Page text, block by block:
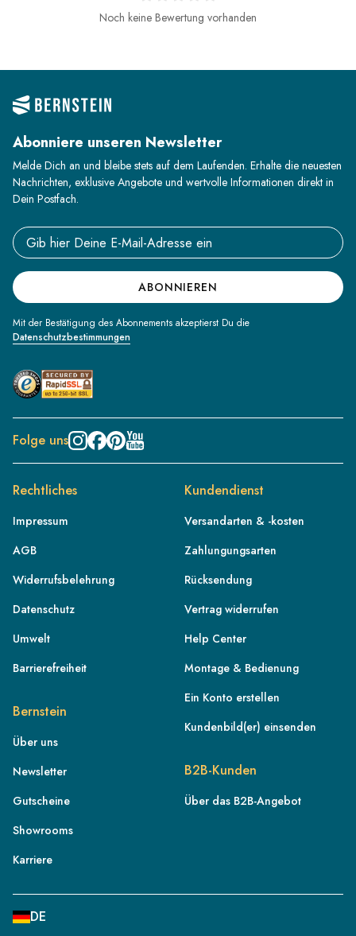
Noch keine Bewertung vorhanden
Abonniere unseren Newsletter
Melde Dich an und bleibe stets auf dem Laufenden. Erhalte die neuesten
Nachrichten, exklusive Angebote und wertvolle Informationen direkt in
Dein Postfach.
Email address
ABONNIEREN
Mit der Bestätigung des Abonnements akzeptierst Du die
Datenschutzbestimmungen
Folge uns
Rechtliches
Impressum
AGB
Widerrufsbelehrung
Datenschutz
Umwelt
Barrierefreiheit
Bernstein
Über uns
Newsletter
Gutscheine
Showrooms
Karriere
Kundendienst
Versandarten & -kosten
Zahlungungsarten
Rücksendung
Vertrag widerrufen
Help Center
Montage & Bedienung
Ein Konto erstellen
Kundenbild(er) einsenden
B2B-Kunden
Über das B2B-Angebot
DE
AT
CH
FR
IT